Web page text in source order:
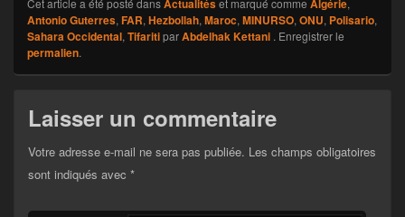
Cet article a été posté dansActualitéset marqué comme Algérie,
Antonio Guterres, FAR, Hezbollah, Maroc, MINURSO, ONU, Polisario,
Sahara Occidental, TifaritiparAbdelhak Kettani . Enregistrer le
permalien.
Laisser un commentaire
Votre adresse e-mail ne sera pas publiée. Les champs obligatoires
sont indiqués avec *